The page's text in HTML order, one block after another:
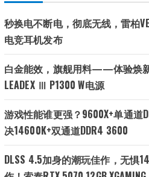
秒换电不断电，彻底无线，雷柏
电竞耳机发布
白金能效，旗舰用料——体验焕
LEADEX Ⅲ P1300 W电源
游戏性能谁更强？9600X+单通道
决14600K+双通道DDR4 3600
DLSS 4.5加身的潮玩佳作，无惧